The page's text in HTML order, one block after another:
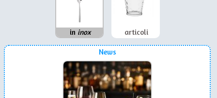
in inox articoli
News